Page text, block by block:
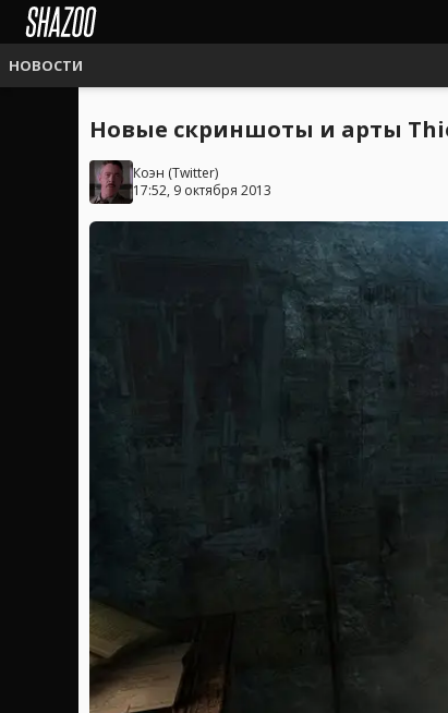
НОВОСТИ
Новые скриншоты и арты
Коэн (Twitter)
17:52, 9 октября 2013